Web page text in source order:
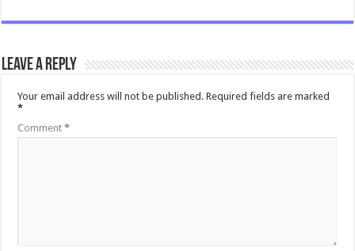
Leave a Reply
Your email address will not be published. Required fields are marked
*
Comment*